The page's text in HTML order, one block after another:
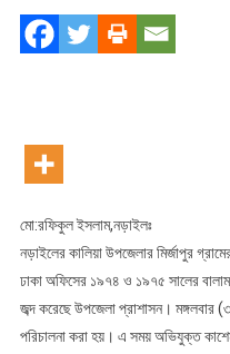
মো:রফিকুল ইসলাম,নড়াইলঃ
নড়াইলের কালিয়া উপজেলার মির্জাপুর
ঢাকা অফিসের ১৯৭৪ ও ১৯৭৫ সালের
জব্দ করেছে উপজেলা প্রাশাসন। মঙ্গলবার
পরিচালনা করা হয়। এ সময় অভিযুক্ত কাশেম